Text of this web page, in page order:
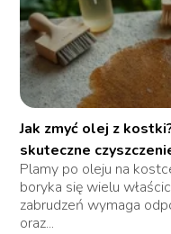
Jak zmyć olej z
skuteczne
Plamy po oleju na
boryka się wielu
zabrudzeń wymaga
oraz...